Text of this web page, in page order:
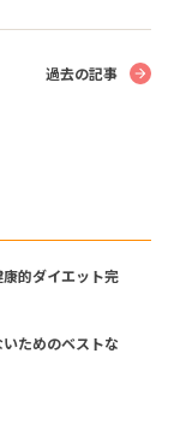
過去の記事
的ダイエット完
ためのベストな